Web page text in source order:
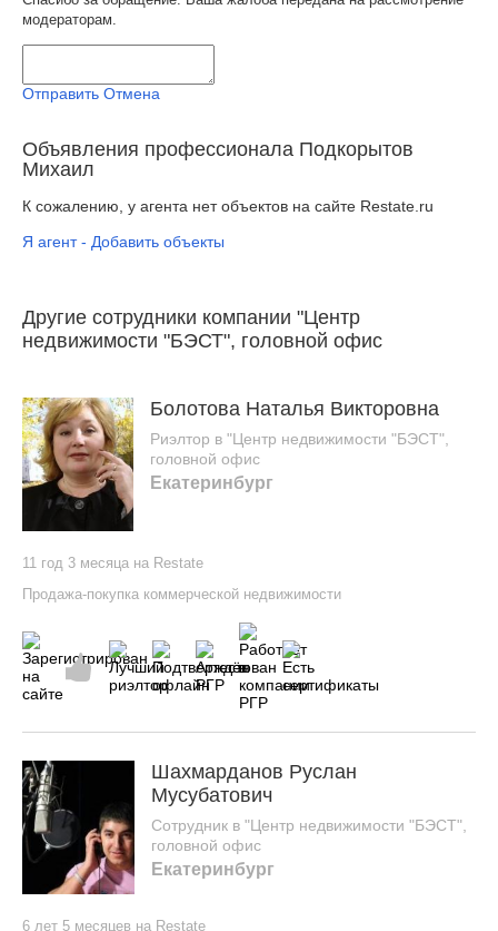
модераторам.
Отправить Отмена
Объявления профессионала Подкорытов
Михаил
К сожалению, у агента нет объектов на сайте Restate.ru
Я агент - Добавить объекты
Другие сотрудники компании "Центр
недвижимости "БЭСТ", головной офис
Болотова Наталья Викторовна
Риэлтор в "Центр недвижимости "БЭСТ",
головной офис
Екатеринбург
11 год 3 месяца на Restate
Продажа-покупка коммерческой недвижимости
Шахмарданов Руслан
Мусубатович
Сотрудник в "Центр недвижимости "БЭСТ",
головной офис
Екатеринбург
6 лет 5 месяцев на Restate